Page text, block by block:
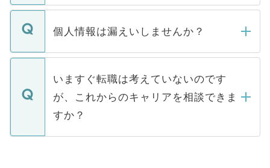
ません。
■応募殺到を避けるため 人気のある医療機
関を公にしてしまうと、応募が殺到する場
に、医療機関が求める条件に合った人材の
みを人材紹介会社に依頼するケースが増え
ています。
転職・入職を強要することは一切ありませ
ん。また、仮に応募先から内定をいただい
定を承諾する必要はありません。内定先へ
の辞退の連絡はキャリアパートナーが行い
個人情報は漏えいしませんか？
個人情報が漏えいすることはありませんの
で、ご安心ください。当サイトからの登録
などで収集したご登録者様の個人情報は、
ご本人のキャリアアップおよび転職活動の
支援を目的に使用いたします。お預かりし
ているすべての個人データはご本人の許可
いますぐ転職は考えていないのです
が、これからのキャリアを相談できま
すか？